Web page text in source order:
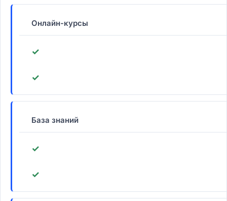
Онлайн-курсы
✓
✓
База знаний
✓
✓